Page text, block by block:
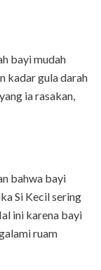
bayi mudah
kadar gula darah
ia rasakan,
bahwa bayi
Si Kecil sering
ini karena bayi
ruam